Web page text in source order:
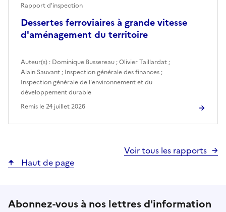
Dessertes ferroviaires à grande vitesse
d'aménagement du territoire
Rapport d'inspection
Auteur(s) : Dominique Bussereau ;Olivier Taillardat ;
Alain Sauvant ; Inspection générale des finances ;
Inspection générale de l'environnement et du
développement durable
Remis le24 juillet 2026
Voir tous les rapports
Haut de page
Abonnez-vous à nos lettres d'information